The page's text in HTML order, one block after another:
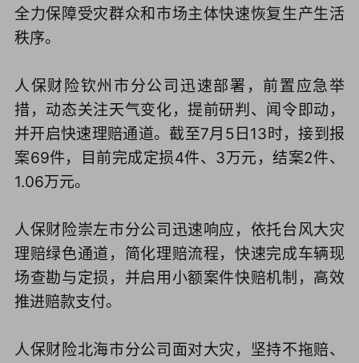
全力保障受灾群众和市场主体快速恢复生产生活
秩序。
人保财险钦州市分公司迅速部署，前置应急举
措，动态关注天气变化，提前研判、闻令即动，
并开启快速理赔通道。截至7月5日13时，接到报
案69件，目前完成定损4件、3万元，结案2件、
1.06万元。
人保财险崇左市分公司迅速响应，依托台风大灾
理赔绿色通道，简化理赔流程，快速完成车辆现
场查勘与定损，并启用小额案件快赔机制，高效
推进赔款支付。
人保财险北海市分公司面对大灾，坚持不拖赔、